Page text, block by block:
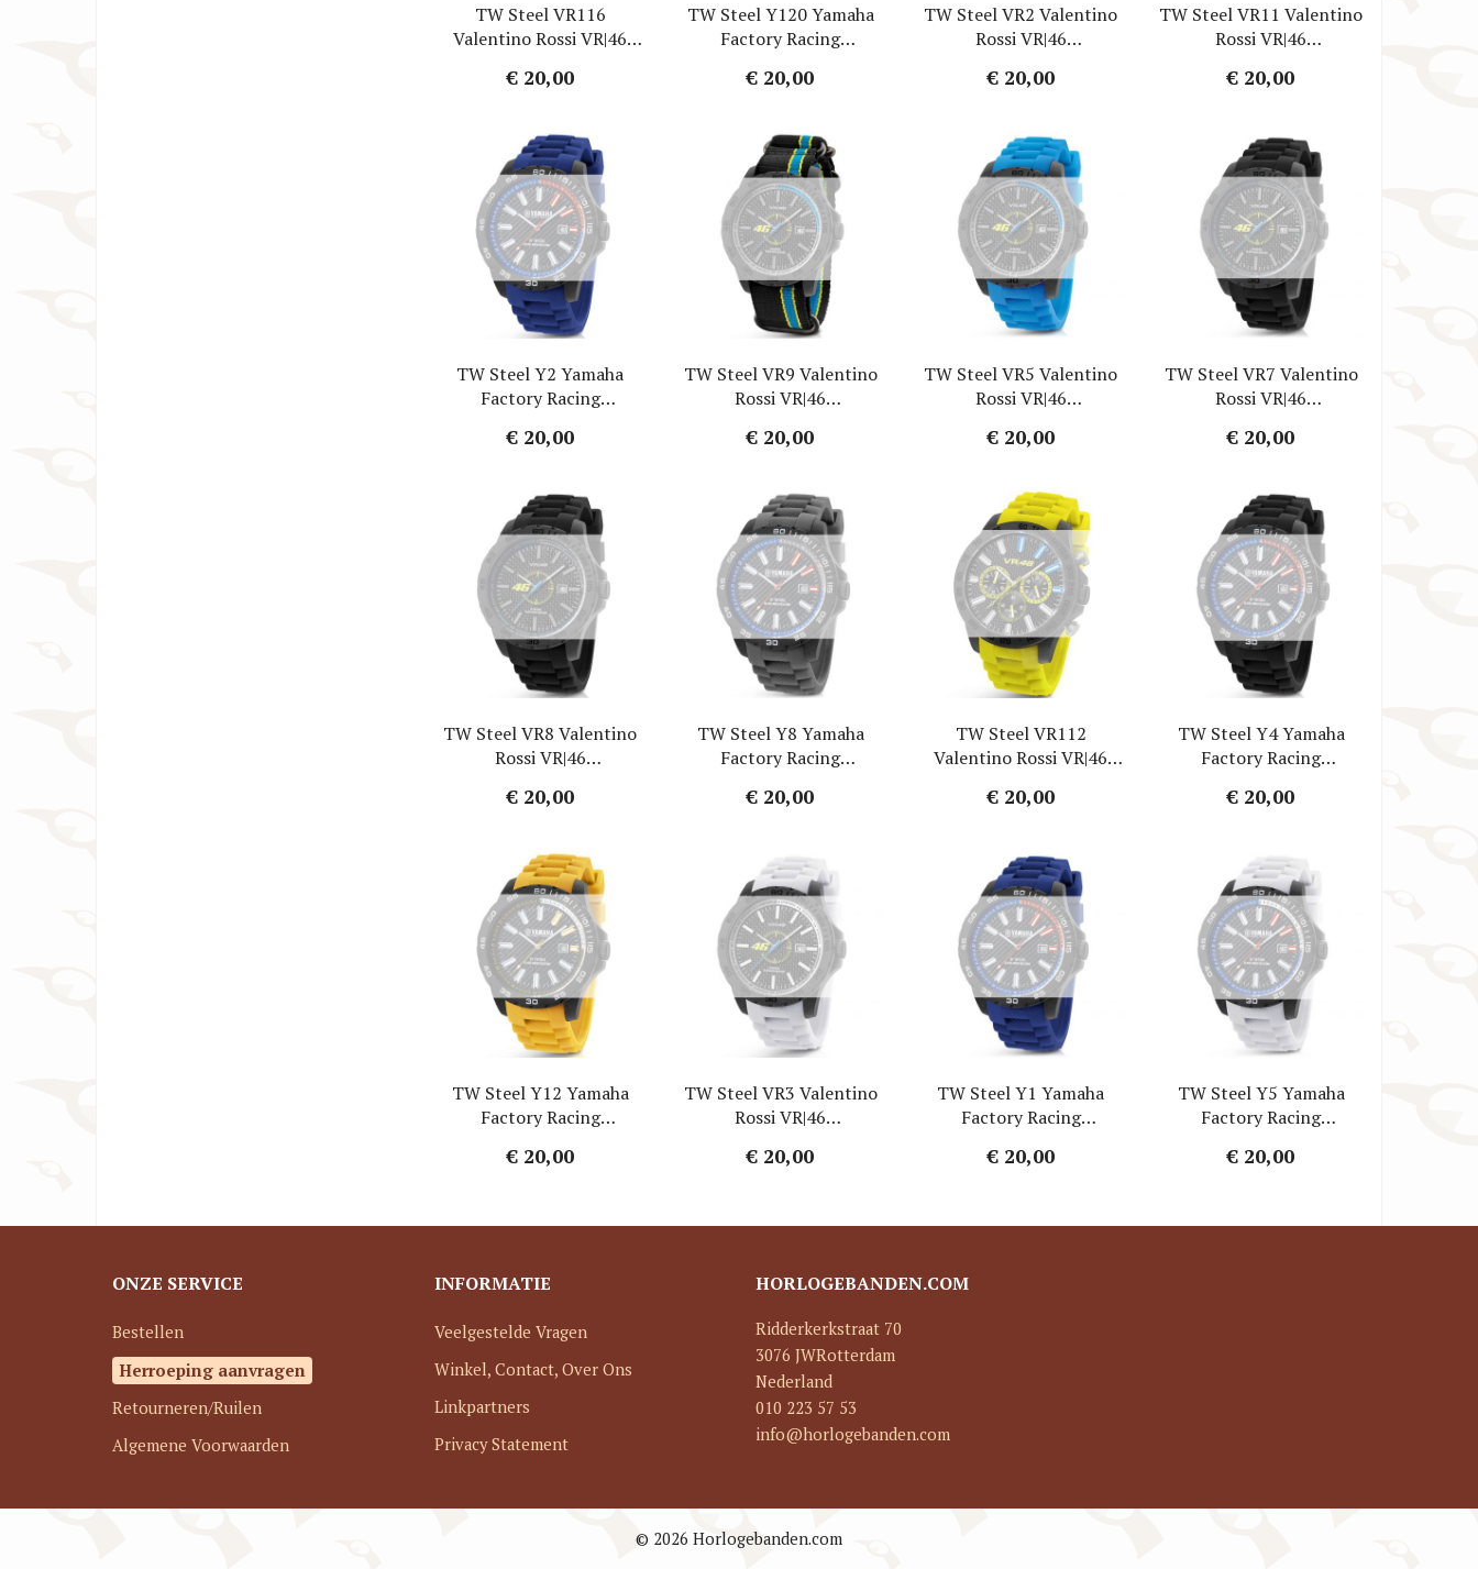
TW Steel VR116
Valentino Rossi VR|46
Rubber 22mm
€ 20,00
TW Steel Y120 Yamaha
Factory Racing
Rubber 22mm
€ 20,00
TW Steel VR2 Valentino
Rossi VR|46
Rubber 22mm
€ 20,00
TW Steel VR11 Valentino
Rossi VR|46
Lichtblauw Nylon 20mm
€ 20,00
TW Steel Y2 Yamaha
Factory Racing
Rubber 22mm
€ 20,00
TW Steel VR9 Valentino
Rossi VR|46
Nylon 20mm
€ 20,00
TW Steel VR5 Valentino
Rossi VR|46
Rubber 20mm
€ 20,00
TW Steel VR7 Valentino
Rossi VR|46
Rubber 20mm
€ 20,00
TW Steel VR8 Valentino
Rossi VR|46
Rubber 22mm
€ 20,00
TW Steel Y8 Yamaha
Factory Racing
Rubber 22mm
€ 20,00
TW Steel VR112
Valentino Rossi VR|46
Rubber 22mm
€ 20,00
TW Steel Y4 Yamaha
Factory Racing
Rubber 22mm
€ 20,00
TW Steel Y12 Yamaha
Factory Racing
Rubber 22mm
€ 20,00
TW Steel VR3 Valentino
Rossi VR|46
Rubber 20mm
€ 20,00
TW Steel Y1 Yamaha
Factory Racing
Rubber 20mm
€ 20,00
TW Steel Y5 Yamaha
Factory Racing
Rubber 20mm
€ 20,00
ONZE SERVICE
Bestellen
Herroeping aanvragen
Retourneren/Ruilen
Algemene Voorwaarden
INFORMATIE
Veelgestelde Vragen
Winkel, Contact, Over Ons
Linkpartners
Privacy Statement
HORLOGEBANDEN.COM
Ridderkerkstraat 70
3076 JWRotterdam
Nederland
010 223 57 53
info@horlogebanden.com
© 2026 Horlogebanden.com